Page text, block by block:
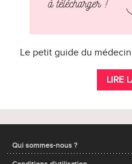
Le petit guide du
LIRE
Qui sommes-nous ?